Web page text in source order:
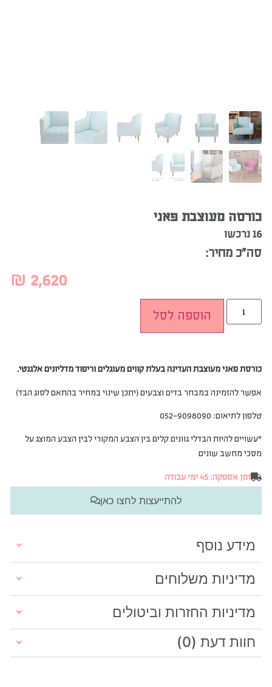
כורסה מעוצבת פאני
16 נרכשו
סה”כ מחיר:
₪ 2,620
הוספה לסל
כורסת פאני מעוצבת העדינה בעלת קווים מעוגלים וריפוד מדליונים אלגנטי.
אפשר להזמינה במבחר בדים וצבעים (יתכן שינוי במחיר בהתאם לסוג הבד)
טלפון לתיאום: 052-9098090
*עשויים להיות הבדלי גוונים קלים בין הצבע המקורי לבין הצבע המוצג על
מסכי מחשב שונים
זמן אספקה: 45 ימי עבודה
להתייעצות לחצו כאן
מידע נוסף
מדיניות משלוחים
מדיניות החזרות וביטולים
חוות דעת (0)